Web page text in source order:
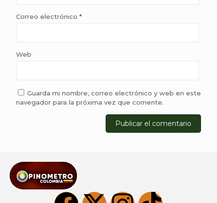
Correo electrónico *
Web
Guarda mi nombre, correo electrónico y web en este
navegador para la próxima vez que comente.